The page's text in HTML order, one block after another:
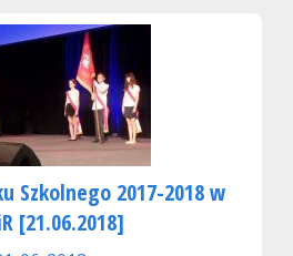
Szkolnego 2017-2018 w
[21.06.2018]